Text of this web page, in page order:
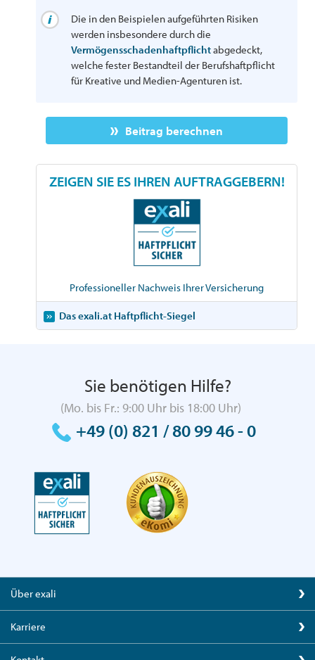
Die in den Beispielen aufgeführten Risiken
werden insbesondere durch die
Vermögensschadenhaftpflichtabgedeckt,
welche fester Bestandteil der Berufshaftpflicht
für Kreative und Medien-Agenturen ist.
Beitrag berechnen
ZEIGEN SIE ES IHREN AUFTRAGGEBERN!
Professioneller Nachweis Ihrer Versicherung
Das exali.at Haftpflicht-Siegel
Sie benötigen Hilfe?
(Mo. bis Fr.: 9:00 Uhr bis 18:00 Uhr)
+49 (0) 821 / 80 99 46 - 0
Über exali
Karriere